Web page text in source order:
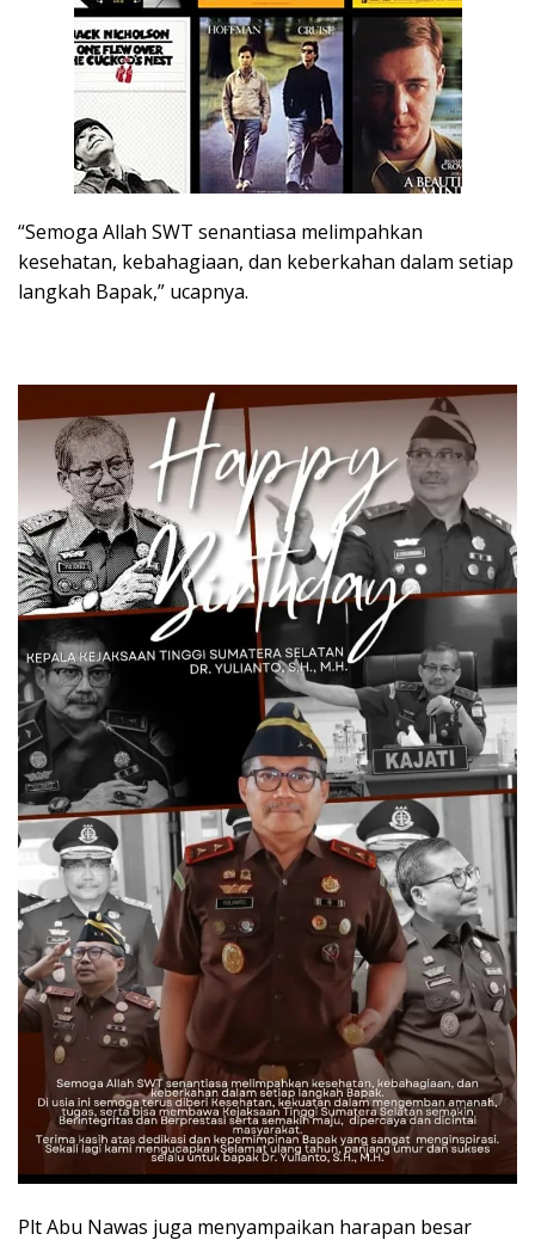
“Semoga Allah SWT senantiasa melimpahkan
kesehatan, kebahagiaan, dan keberkahan dalam setiap
langkah Bapak,” ucapnya.
Plt Abu Nawas juga menyampaikan harapan besar